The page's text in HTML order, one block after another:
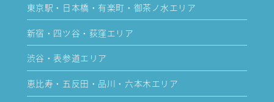
東京駅・日本橋・有楽町・御茶ノ水エリア
新宿・四ツ谷・荻窪エリア
渋谷・表参道エリア
恵比寿・五反田・品川・六本木エリア